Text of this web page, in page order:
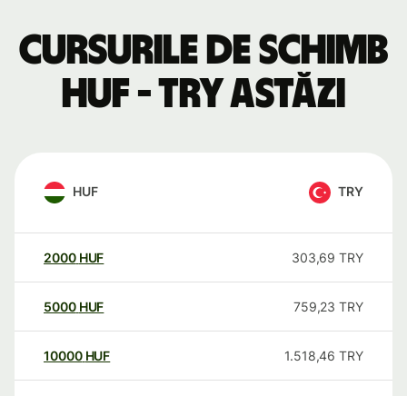
Cursurile de schimb
HUF - TRY astăzi
HUF TRY
2000 HUF 303,69 TRY
5000 HUF 759,23 TRY
10000 HUF 1.518,46 TRY